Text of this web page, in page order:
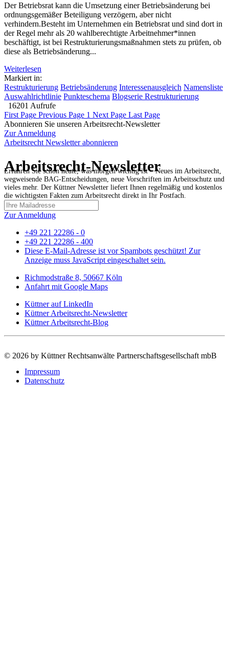
Der Betriebsrat kann die Umsetzung einer Betriebsänderung bei
ordnungsgemäßer Beteiligung verzögern, aber nicht
verhindern.Besteht im Unternehmen ein Betriebsrat und sind dort in
der Regel mehr als 20 wahlberechtigte Arbeitnehmer*innen
beschäftigt, ist bei Restrukturierungsmaßnahmen stets zu prüfen, ob
diese als Betriebsänderung...
Weiterlesen
Markiert in:
Restrukturierung Betriebsänderung Interessenausgleich Namensliste
Auswahlrichtlinie Punkteschema Blogserie Restrukturierung
16201 Aufrufe
First Page Previous Page 1 Next Page Last Page
Abonnieren Sie unseren Arbeitsrecht-Newsletter
Zur Anmeldung
Arbeitsrecht Newsletter abonnieren
Arbeitsrecht-Newsletter
Erfahren Sie schon heute, was morgen wichtig ist – Neues im Arbeitsrecht,
wegweisende BAG-Entscheidungen, neue Vorschriften im Arbeitsschutz und
vieles mehr. Der Küttner Newsletter liefert Ihnen regelmäßig und kostenlos
die wichtigsten Fakten zum Arbeitsrecht direkt in Ihr Postfach.
Zur Anmeldung
+49 221 22286 - 0
+49 221 22286 - 400
Diese E-Mail-Adresse ist vor Spambots geschützt! Zur
Anzeige muss JavaScript eingeschaltet sein.
Richmodstraße 8, 50667 Köln
Anfahrt mit Google Maps
Küttner auf LinkedIn
Küttner Arbeitsrecht-Newsletter
Küttner Arbeitsrecht-Blog
© 2026 by Küttner Rechtsanwälte Partnerschaftsgesellschaft mbB
Impressum
Datenschutz